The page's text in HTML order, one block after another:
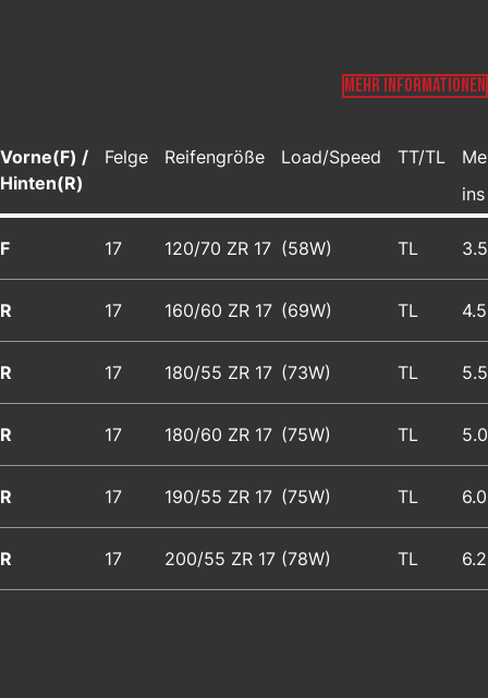
MEHR INFORMATIONEN
Vorne(F) /
Hinten(R)
Felge Reifengröße Load/Speed TT/TL
ins
F 17 120/70 ZR 17 (58W) TL
R 17 160/60 ZR 17 (69W) TL
R 17 180/55 ZR 17 (73W) TL
R 17 180/60 ZR 17 (75W) TL
R 17 190/55 ZR 17 (75W) TL
R 17 200/55 ZR 17 (78W) TL